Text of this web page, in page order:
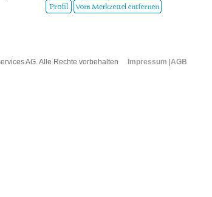
AG. Alle Rechte vorbehalten Impressum AGB